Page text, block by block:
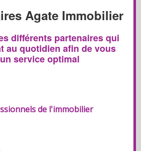
Agate Immobilier
différents partenaires qui
au quotidien afin de vous
service optimal
de l'immobilier